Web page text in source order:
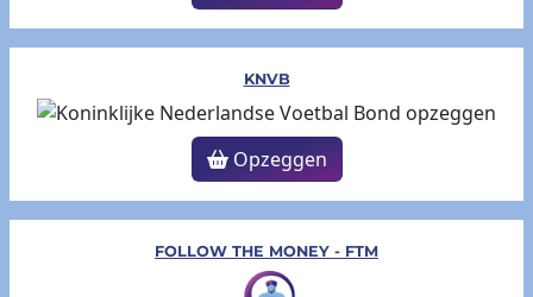
KNVB
Opzeggen
FOLLOW THE MONEY - FTM